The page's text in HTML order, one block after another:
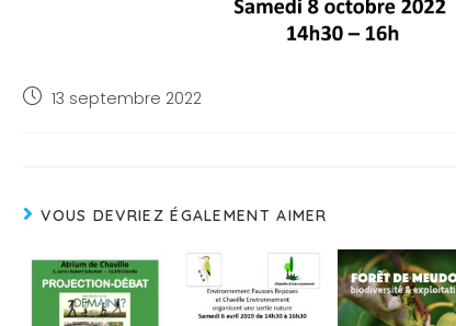
13 septembre 2022
VOUS DEVRIEZ ÉGALEMENT AIMER